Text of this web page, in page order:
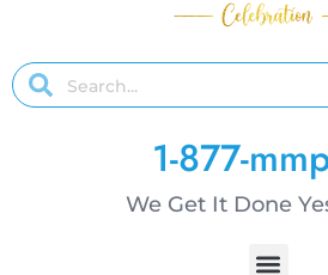
1-877-
We Get It Done